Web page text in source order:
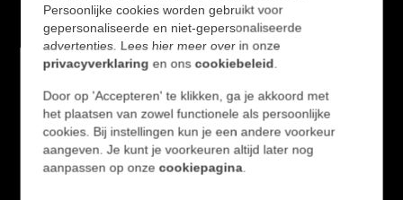
NL: 085 743 000 5
BE: 03 331 33 81
info@veconengineers.com
MARKTEN
Persoonlijke cookies worden gebruikt voor
gepersonaliseerde en niet-gepersonaliseerde
advertenties. Lees hier meer over in onze
privacyverklaring en onscookiebeleid.
Door op 'Accepteren' te klikken, ga je akkoord met
het plaatsen van zowel functionele als persoonlijke
cookies. Bij instellingen kun je een andere voorkeur
aangeven. Je kunt je voorkeuren altijd later nog
aanpassen op onzecookiepagina.